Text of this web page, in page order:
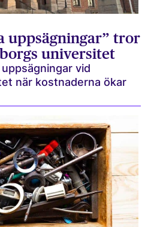
uppsägningar” tror
universitet
vid
när kostnaderna ökar